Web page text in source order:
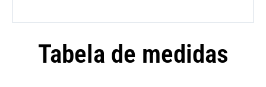
Tabela de medidas